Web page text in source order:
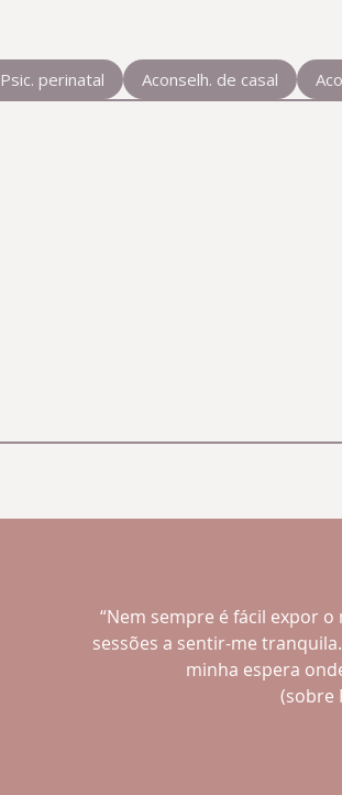
Psic. perinatal Aconselh. de casal
“Nem sempre é fácil expor
sessões a sentir-me
minha espera
(sobre